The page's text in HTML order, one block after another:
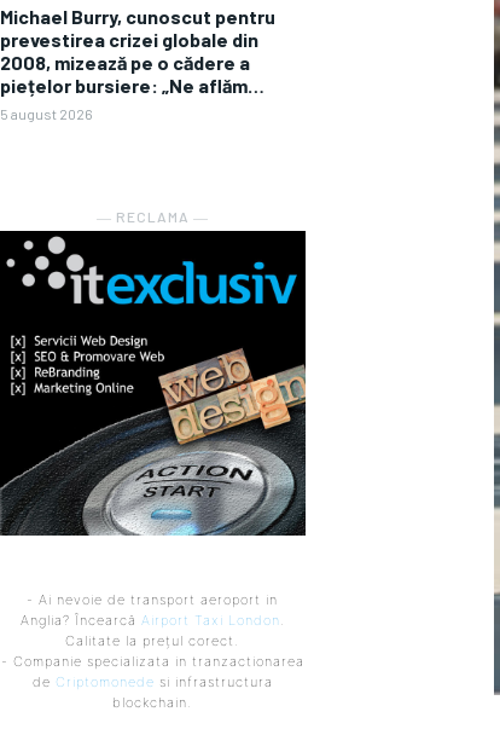
Michael Burry, cunoscut pentru
prevestirea crizei globale din
2008, mizează pe o cădere a
piețelor bursiere: „Ne aflăm…
5 august 2026
― RECLAMA ―
- Ai nevoie de transport aeroport in
Anglia? Încearcă Airport Taxi London.
Calitate la prețul corect.
- Companie specializata in tranzactionarea
de Criptomonede si infrastructura
blockchain.